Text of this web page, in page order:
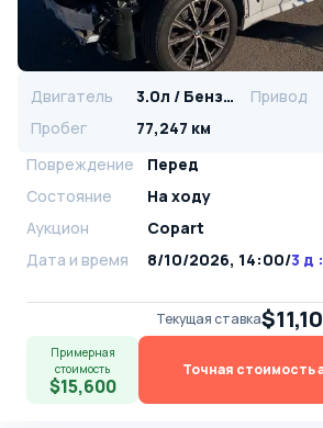
Двигатель 3.0л / Бензин Привод
Пробег
77,247 км
Повреждение
Перед
Состояние
На ходу
Аукцион
Copart
Дата и время
8/10/2026, 14:00/3 д
Текущая ставка
Примерная
стоимость
$15,600
Точная стоимость